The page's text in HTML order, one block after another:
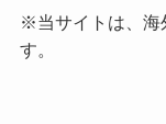
※当サイトは、海
す。